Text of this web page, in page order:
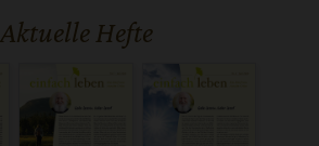
Aktuelle Hefte